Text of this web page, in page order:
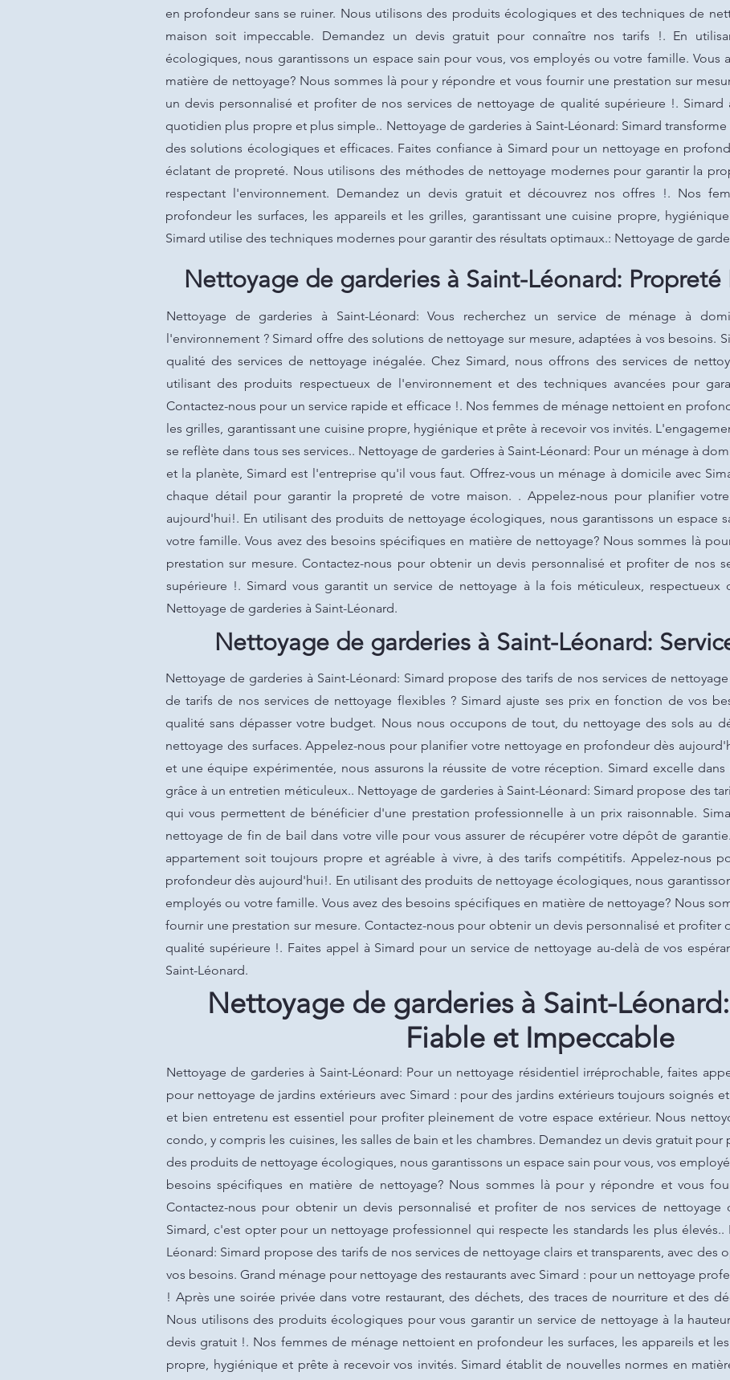
en profondeur sans se ruiner. Nous utilisons des produits écologiques et des techniques de
maison soit impeccable. Demandez un devis gratuit pour connaître nos tarifs !. En
écologiques, nous garantissons un espace sain pour vous, vos employés ou votre famille. Vous
matière de nettoyage? Nous sommes là pour y répondre et vous fournir une prestation sur
un devis personnalisé et profiter de nos services de nettoyage de qualité supérieure !.
quotidien plus propre et plus simple.. Nettoyage de garderies à Saint-Léonard: Simard
des solutions écologiques et efficaces. Faites confiance à Simard pour un nettoyage en
éclatant de propreté. Nous utilisons des méthodes de nettoyage modernes pour garantir la
respectant l'environnement. Demandez un devis gratuit et découvrez nos offres !. Nos
profondeur les surfaces, les appareils et les grilles, garantissant une cuisine propre,
Simard utilise des techniques modernes pour garantir des résultats optimaux.: Nettoyage de
Nettoyage de garderies à Saint-Léonard: Propreté
Nettoyage de garderies à Saint-Léonard: Vous recherchez un service de ménage à
l'environnement ? Simard offre des solutions de nettoyage sur mesure, adaptées à vos besoins.
qualité des services de nettoyage inégalée. Chez Simard, nous offrons des services de
utilisant des produits respectueux de l'environnement et des techniques avancées pour
Contactez-nous pour un service rapide et efficace !. Nos femmes de ménage nettoient en
les grilles, garantissant une cuisine propre, hygiénique et prête à recevoir vos invités.
se reflète dans tous ses services.. Nettoyage de garderies à Saint-Léonard: Pour un ménage à
et la planète, Simard est l'entreprise qu'il vous faut. Offrez-vous un ménage à domicile avec
chaque détail pour garantir la propreté de votre maison. . Appelez-nous pour planifier
aujourd'hui!. En utilisant des produits de nettoyage écologiques, nous garantissons un espace
votre famille. Vous avez des besoins spécifiques en matière de nettoyage? Nous sommes là
prestation sur mesure. Contactez-nous pour obtenir un devis personnalisé et profiter de nos
supérieure !. Simard vous garantit un service de nettoyage à la fois méticuleux, respectueux
Nettoyage de garderies à Saint-Léonard.
Nettoyage de garderies à Saint-Léonard:
Nettoyage de garderies à Saint-Léonard: Simard propose des tarifs de nos services de
de tarifs de nos services de nettoyage flexibles ? Simard ajuste ses prix en fonction de vos
qualité sans dépasser votre budget. Nous nous occupons de tout, du nettoyage des sols au
nettoyage des surfaces. Appelez-nous pour planifier votre nettoyage en profondeur dès
et une équipe expérimentée, nous assurons la réussite de votre réception. Simard excelle
grâce à un entretien méticuleux.. Nettoyage de garderies à Saint-Léonard: Simard propose des
qui vous permettent de bénéficier d'une prestation professionnelle à un prix raisonnable.
nettoyage de fin de bail dans votre ville pour vous assurer de récupérer votre dépôt de
appartement soit toujours propre et agréable à vivre, à des tarifs compétitifs. Appelez-nous
profondeur dès aujourd'hui!. En utilisant des produits de nettoyage écologiques, nous
employés ou votre famille. Vous avez des besoins spécifiques en matière de nettoyage? Nous
fournir une prestation sur mesure. Contactez-nous pour obtenir un devis personnalisé et profiter
qualité supérieure !. Faites appel à Simard pour un service de nettoyage au-delà de vos
Saint-Léonard.
Nettoyage de garderies à Saint-
Fiable et Impeccable
Nettoyage de garderies à Saint-Léonard: Pour un nettoyage résidentiel irréprochable, faites
pour nettoyage de jardins extérieurs avec Simard : pour des jardins extérieurs toujours soignés
et bien entretenu est essentiel pour profiter pleinement de votre espace extérieur. Nous
condo, y compris les cuisines, les salles de bain et les chambres. Demandez un devis gratuit
des produits de nettoyage écologiques, nous garantissons un espace sain pour vous, vos
besoins spécifiques en matière de nettoyage? Nous sommes là pour y répondre et vous
Contactez-nous pour obtenir un devis personnalisé et profiter de nos services de nettoyage
Simard, c'est opter pour un nettoyage professionnel qui respecte les standards les plus
Léonard: Simard propose des tarifs de nos services de nettoyage clairs et transparents, avec
vos besoins. Grand ménage pour nettoyage des restaurants avec Simard : pour un nettoyage
! Après une soirée privée dans votre restaurant, des déchets, des traces de nourriture et des
Nous utilisons des produits écologiques pour vous garantir un service de nettoyage à la
devis gratuit !. Nos femmes de ménage nettoient en profondeur les surfaces, les appareils et
propre, hygiénique et prête à recevoir vos invités. Simard établit de nouvelles normes en